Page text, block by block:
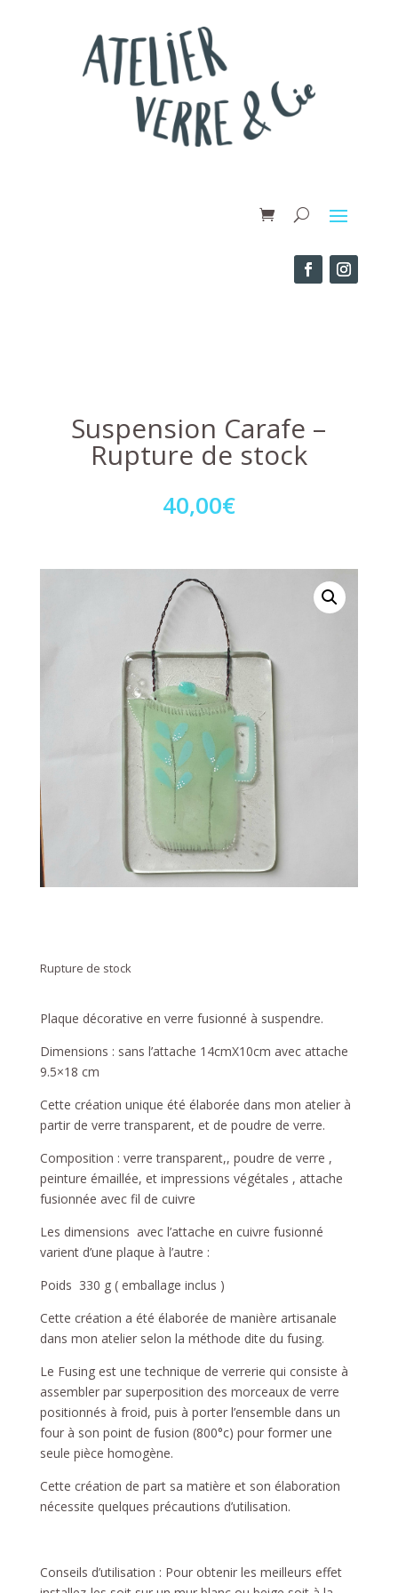
Suspension Carafe –
Rupture de stock
40,00€
Rupture de stock
Plaque décorative en verre fusionné à suspendre.
Dimensions : sans l’attache 14cmX10cm avec attache
9.5×18 cm
Cette création unique été élaborée dans mon atelier à
partir de verre transparent, et de poudre de verre.
Composition : verre transparent,, poudre de verre ,
peinture émaillée, et impressions végétales , attache
fusionnée avec fil de cuivre
Les dimensions avec l’attache en cuivre fusionné
varient d’une plaque à l’autre :
Poids 330 g ( emballage inclus )
Cette création a été élaborée de manière artisanale
dans mon atelier selon la méthode dite du fusing.
Le Fusing est une technique de verrerie qui consiste à
assembler par superposition des morceaux de verre
positionnés à froid, puis à porter l’ensemble dans un
four à son point de fusion (800°c) pour former une
seule pièce homogène.
Cette création de part sa matière et son élaboration
nécessite quelques précautions d’utilisation.
Conseils d’utilisation : Pour obtenir les meilleurs effet